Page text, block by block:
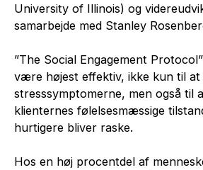
University of Illinois) og
samarbejde med Stanley
”The Social Engagement
være højest effektiv, ikke kun til
stresssymptomerne, men også til
klienternes følelsesmæssige
hurtigere bliver raske.
Hos en høj procentdel af